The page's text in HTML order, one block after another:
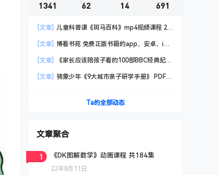
1341 62 14 691
[文章]
儿童科普课《斑马百科》mp4视频课程 20
[文章]
博看书苑 免费正版书籍的app，安卓、iOS
[文章]
《家长应该陪孩子看的100部BBC经典纪录
[文章]
骑象少年《9大城市亲子研学手册》 PDF格
Ta的全部动态
文章聚合
1 《DK图解数学》动画课程 共184集
22年8月11日